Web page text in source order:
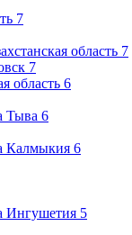
7
область 7
7
область 6
Тыва 6
Калмыкия 6
Ингушетия 5